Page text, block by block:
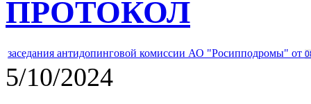
ПРОТОКОЛ
заседания антидопинговой комиссии АО "Росипподромы" от
5/10/2024